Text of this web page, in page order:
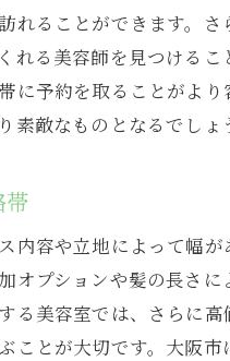
料金とサービス
お得なクーポ
料金設定に関
SNSを通じた
フォトギャラ
SNSでのリアル
れることができます。
れる美容師を見つける
に予約を取ることがよ
素敵なものとなるでしょ
帯
内容や立地によって幅
オプションや髪の長さ
る美容室では、さらに
ことが大切です。大阪